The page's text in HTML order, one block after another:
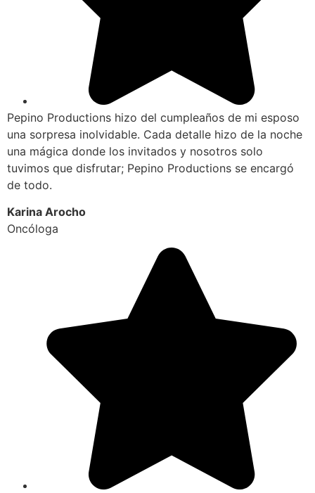
Pepino Productions hizo del cumpleaños de mi esposo
una sorpresa inolvidable. Cada detalle hizo de la noche
una mágica donde los invitados y nosotros solo
tuvimos que disfrutar; Pepino Productions se encargó
de todo.
Karina Arocho
Oncóloga